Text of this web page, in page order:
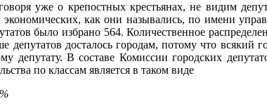
уже о крепостных крестьянах, не видим
как они назывались, по имени
было избрано 564. Количественное
депутатов досталось городам, потому что
депутату. В составе Комиссии городских
по классам является в таком виде